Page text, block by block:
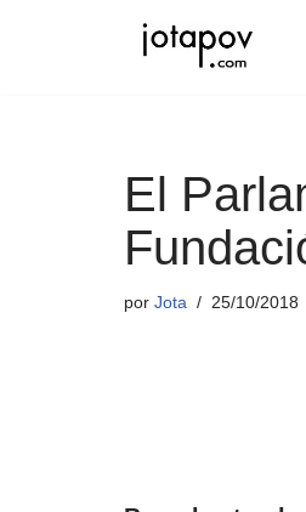
El
por Jota 25/10/2018